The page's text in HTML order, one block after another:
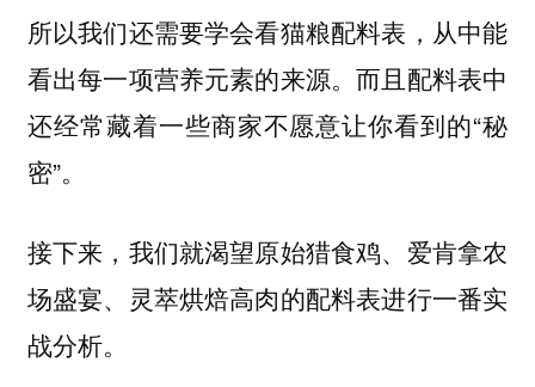
所以我们还需要学会看猫粮配料表，从中能
看出每一项营养元素的来源。而且配料表中
还经常藏着一些商家不愿意让你看到的“秘
密”。
接下来，我们就渴望原始猎食鸡、爱肯拿农
场盛宴、灵萃烘焙高肉的配料表进行一番实
战分析。